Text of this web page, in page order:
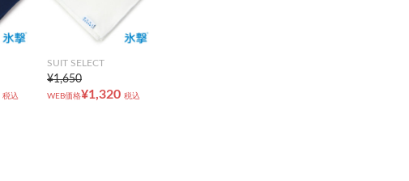
税込
SUIT SELECT
¥1,650
WEB価格¥1,320 税込